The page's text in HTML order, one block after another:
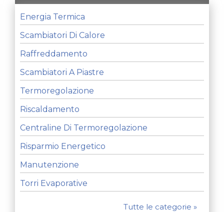
Energia Termica
Scambiatori Di Calore
Raffreddamento
Scambiatori A Piastre
Termoregolazione
Riscaldamento
Centraline Di Termoregolazione
Risparmio Energetico
Manutenzione
Torri Evaporative
Tutte le categorie »